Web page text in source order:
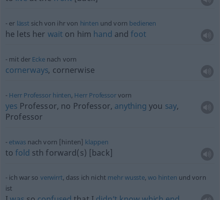
er lässt sich von ihr von hinten und vorn bedienen
he lets her wait on him hand andfoot
mit der Eckenach vorn
cornerways, cornerwise
Herr Professor hinten, Herr Professorvorn
yes Professor, no Professor, anything you say,
Professor
etwasnach vorn [hinten] klappen
tofold sth forward(s) [back]
ich war so verwirrt, dass ich nicht mehrwusste,wo hinten und vorn
ist